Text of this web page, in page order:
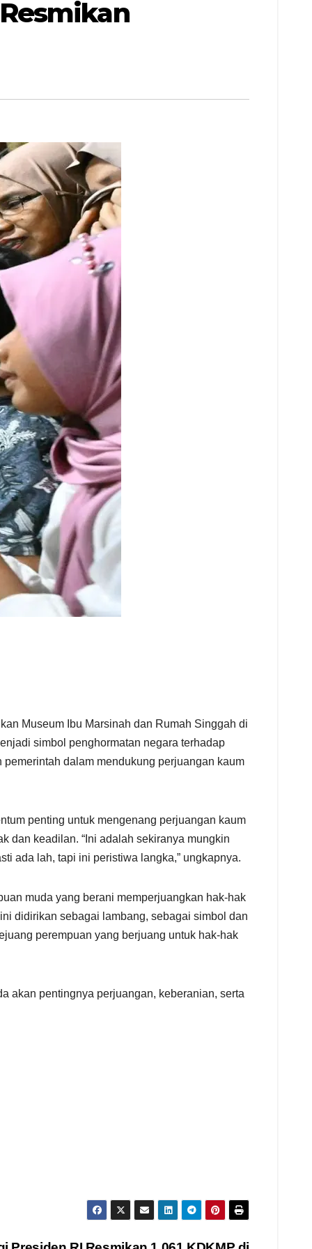
Museum Ibu Marsinah dan Rumah Singgah di
simbol penghormatan negara terhadap
dalam mendukung perjuangan kaum
penting untuk mengenang perjuangan kaum
dan keadilan. “Ini adalah sekiranya mungkin
ada lah, tapi ini peristiwa langka,” ungkapnya.
muda yang berani memperjuangkan hak-hak
didirikan sebagai lambang, sebagai simbol dan
perempuan yang berjuang untuk hak-hak
akan pentingnya perjuangan, keberanian, serta